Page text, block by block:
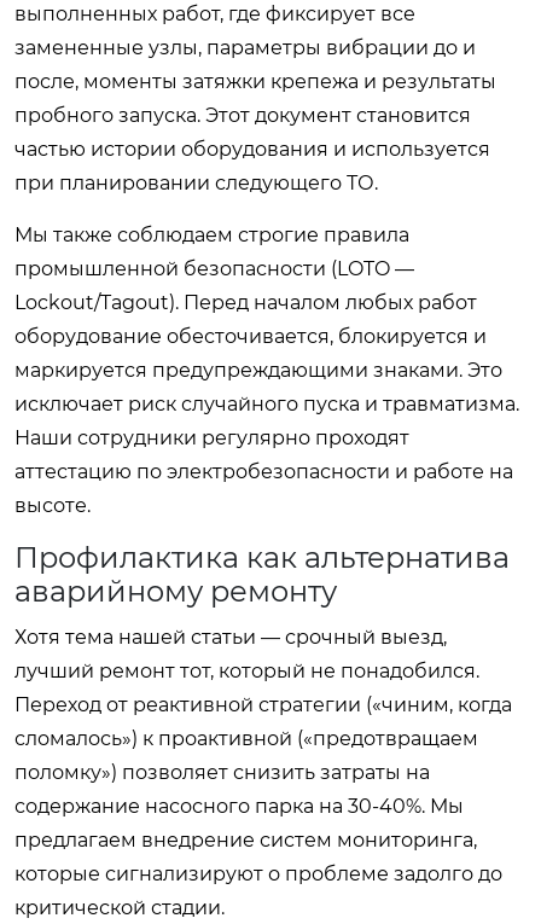
выполненных работ, где фиксирует все
замененные узлы, параметры вибрации до и
после, моменты затяжки крепежа и результаты
пробного запуска. Этот документ становится
частью истории оборудования и используется
при планировании следующего ТО.
Мы также соблюдаем строгие правила
промышленной безопасности (LOTO —
Lockout/Tagout). Перед началом любых работ
оборудование обесточивается, блокируется и
маркируется предупреждающими знаками. Это
исключает риск случайного пуска и травматизма.
Наши сотрудники регулярно проходят
аттестацию по электробезопасности и работе на
высоте.
Профилактика как альтернатива
аварийному ремонту
Хотя тема нашей статьи — срочный выезд,
лучший ремонт тот, который не понадобился.
Переход от реактивной стратегии («чиним, когда
сломалось») к проактивной («предотвращаем
поломку») позволяет снизить затраты на
содержание насосного парка на 30-40%. Мы
предлагаем внедрение систем мониторинга,
которые сигнализируют о проблеме задолго до
критической стадии.